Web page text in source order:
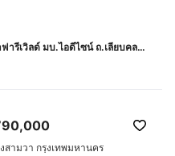
รีเวิลด์ มบ.ไอดีไซน์ ถ.เลียบคลอง
สามวา กรุงเทพมหานคร